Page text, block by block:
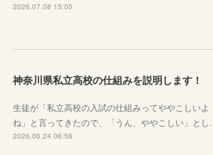
2026.07.08 15:05
神奈川県私立高校の仕組みを説明します！
生徒が「私立高校の入試の仕組みってややこしいよ
ね」と言ってきたので、「うん、ややこしい」とし…
2026.06.24 06:56